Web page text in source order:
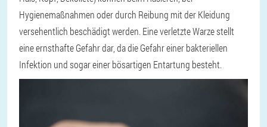
Hygienemaßnahmen oder durch Reibung mit der Kleidung
versehentlich beschädigt werden. Eine verletzte Warze stellt
eine ernsthafte Gefahr dar, da die Gefahr einer bakteriellen
Infektion und sogar einer bösartigen Entartung besteht.